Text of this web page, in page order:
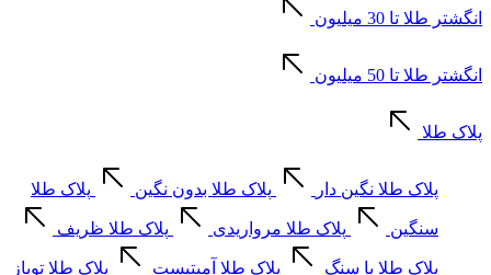
انگشتر طلا تا 30 میلیون
انگشتر طلا تا 50 میلیون
پلاک طلا
پلاک طلا نگین دار پلاک طلا بدون نگین پلاک طلا
سنگین پلاک طلا مرواریدی پلاک طلا ظریف
پلاک طلا با سنگ پلاک طلا آمیتیست پلاک طلا توپاز